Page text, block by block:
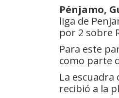
Pénjamo,
liga de
por 2 sobre
Para este
como parte
La
recibió a la